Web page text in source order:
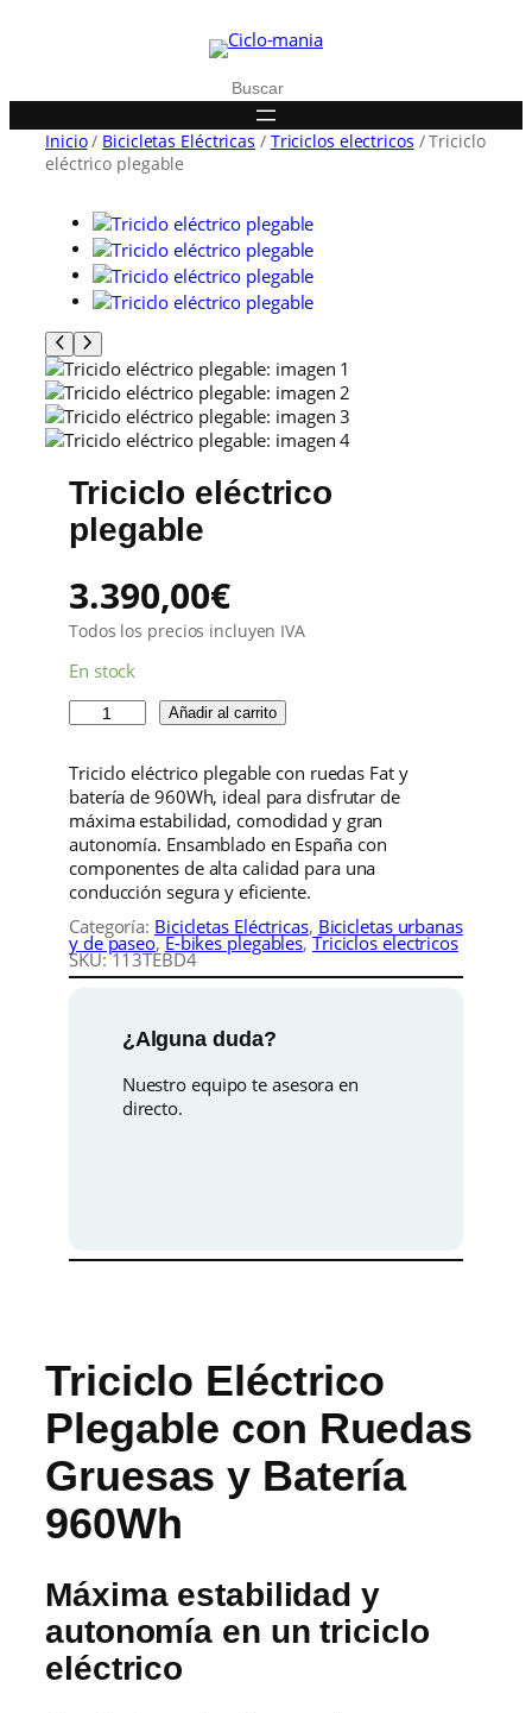
Inicio/ Bicicletas Eléctricas / Triciclos electricos / Triciclo
eléctrico plegable
Triciclo eléctrico
plegable
3.390,00€
Todos los precios incluyen IVA
En stock
c
i
c
l
o
e
l
é
c
l
t
i
d
a
d
Añadir al carrito
Triciclo eléctrico plegable con ruedas Fat y
batería de 960Wh, ideal para disfrutar de
máxima estabilidad, comodidad y gran
autonomía. Ensamblado en España con
componentes de alta calidad para una
conducción segura y eficiente.
Categoría: Bicicletas Eléctricas, Bicicletas urbanas
y de paseo, E-bikes plegables, Triciclos electricos
SKU:113TEBD4
¿Alguna duda?
Nuestro equipo te asesora en
directo.
Triciclo Eléctrico
Plegable con Ruedas
Gruesas y Batería
960Wh
Máxima estabilidad y
autonomía en un triciclo
eléctrico